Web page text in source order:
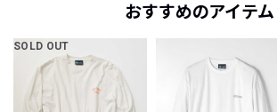
おすすめのアイテム
SOLD OUT